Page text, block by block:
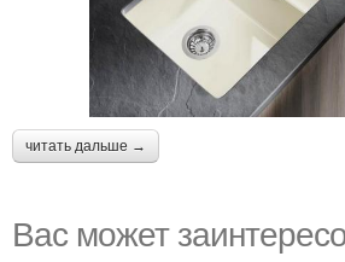
читать дальше →
Вас может